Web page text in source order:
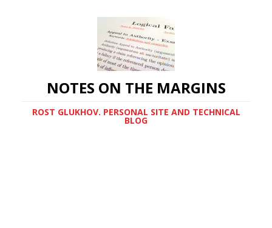
NOTES ON THE MARGINS
ROST GLUKHOV. PERSONAL SITE AND TECHNICAL
BLOG